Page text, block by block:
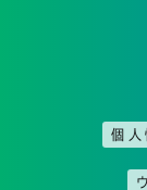
個人